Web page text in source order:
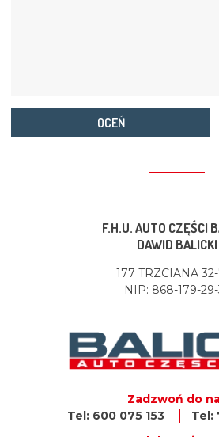
OCEŃ
F.H.U. AUTO CZĘŚCI
DAWID BALICKI
177 TRZCIANA
NIP: 868-179-
Zadzwoń do
Tel: 600 075 153
Tel: